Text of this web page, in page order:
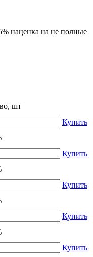
наценка на не полные
шт
Купить
Купить
Купить
Купить
Купить